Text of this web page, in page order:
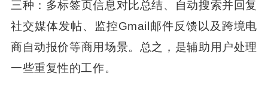
三种：多标签页信息对比总结、自动搜索并回复
社交媒体发帖、监控Gmail邮件反馈以及跨境电
商自动报价等商用场景。总之，是辅助用户处理
一些重复性的工作。